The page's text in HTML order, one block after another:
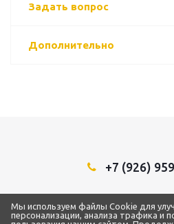
Задать вопрос
Дополнительно
+7 (926)
Мы используем файлы Cookie для
персонализации, анализа трафика и